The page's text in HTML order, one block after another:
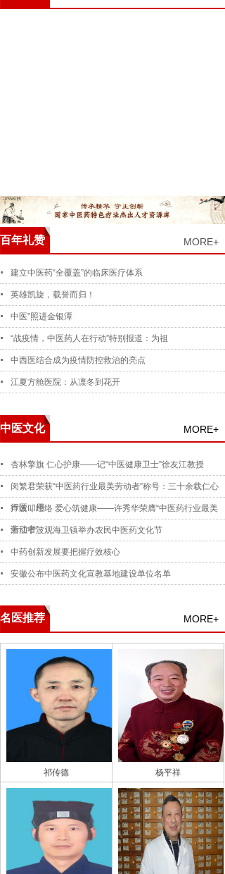
百年礼赞 MORE+
建立中医药“全覆盖”的临床医疗体系
英雄凯旋，载誉而归！
中医”照进金银潭
“战疫情，中医药人在行动”特别报道：为祖
中西医结合成为疫情防控救治的亮点
江夏方舱医院：从凛冬到花开
中医文化 MORE+
杏林擎旗 仁心护康——记“中医健康卫士”徐友江教授
闵繁君荣获“中医药行业最美劳动者”称号：三十余载仁心
行医，用
声波叩经络 爱心筑健康——许秀华荣膺“中医药行业最美
劳动者”
浙江宁波观海卫镇举办农民中医药文化节
中药创新发展要把握疗效核心
安徽公布中医药文化宣教基地建设单位名单
名医推荐 MORE+
祁传德 杨平祥